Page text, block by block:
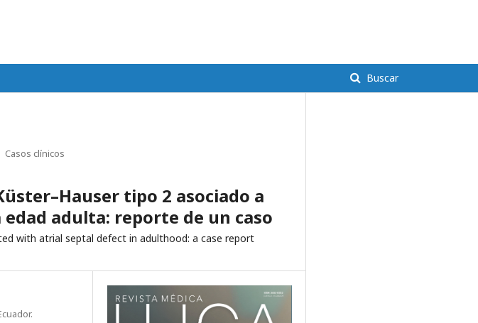
Buscar
Casos clínicos
tipo 2 asociado a
adulta: reporte de un caso
with atrial septal defect in adulthood: a case report